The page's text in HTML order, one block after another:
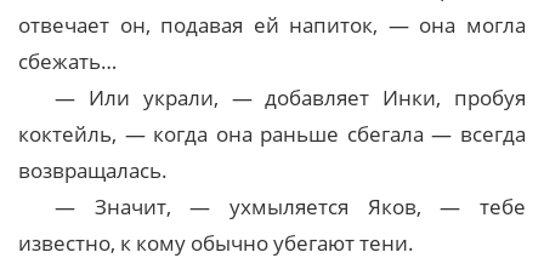
отвечает он, подавая ей напиток, — она могла
сбежать…
— Или украли, — добавляет Инки, пробуя
коктейль, — когда она раньше сбегала — всегда
возвращалась.
— Значит, — ухмыляется Яков, — тебе
известно, к кому обычно убегают тени.